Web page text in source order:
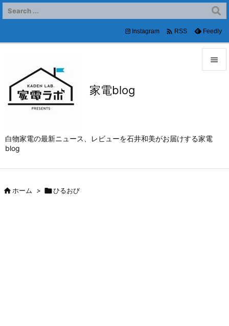
家電blog
白物家電の最新ニュース、レビューを石井和美がお届けする家電
blog


前へ
次へ
Instagram  RSS Feedly
ホーム > ひるおび